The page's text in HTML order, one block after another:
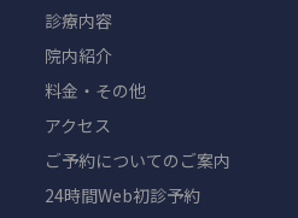
診療内容
院内紹介
料金・その他
アクセス
ご予約についてのご案内
24時間Web初診予約